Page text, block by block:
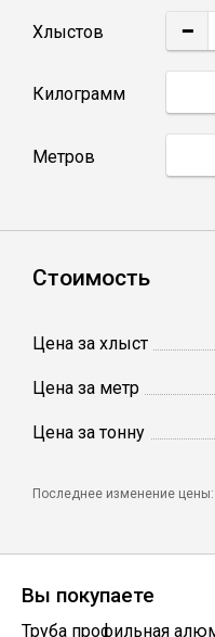
Катанка
Столбы
Проволока
Хлыстов −
Килограмм
Метров
Стоимость
Цена за хлыст
Цена за метр
Цена за тонну
Последнее изменение цены:
Вы покупаете
Труба профильная